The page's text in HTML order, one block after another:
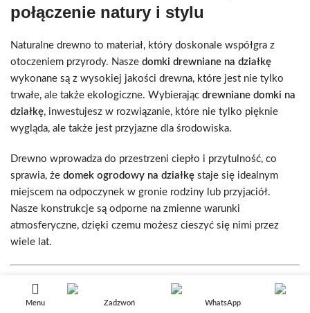
połączenie natury i stylu
Naturalne drewno to materiał, który doskonale współgra z
otoczeniem przyrody. Nasze domki drewniane na działkę
wykonane są z wysokiej jakości drewna, które jest nie tylko
trwałe, ale także ekologiczne. Wybierając drewniane domki na
działkę, inwestujesz w rozwiązanie, które nie tylko pięknie
wygląda, ale także jest przyjazne dla środowiska.
Drewno wprowadza do przestrzeni ciepło i przytulność, co
sprawia, że domek ogrodowy na działkę staje się idealnym
miejscem na odpoczynek w gronie rodziny lub przyjaciół.
Nasze konstrukcje są odporne na zmienne warunki
atmosferyczne, dzięki czemu możesz cieszyć się nimi przez
wiele lat.
Domki ogrodowe na działkę –
funkcjonalność i estetyka w jednym
Menu Zadzwoń WhatsApp